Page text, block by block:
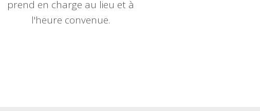
prend en charge au lieu et à
l'heure convenue.